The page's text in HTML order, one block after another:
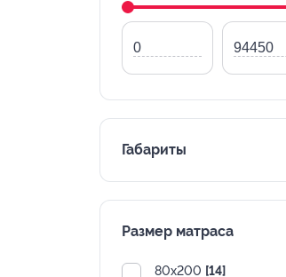
Габариты
Размер матраса
80х200 [14]